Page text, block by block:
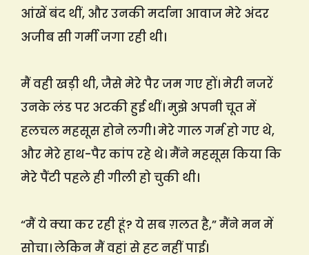
आंखें बंद थीं, और उनकी मर्दाना आवाज मेरे अंदर
अजीब सी गर्मी जगा रही थी।
मैं वही खड़ी थी, जैसे मेरे पैर जम गए हों। मेरी नजरें
उनके लंड पर अटकी हुई थीं। मुझे अपनी चूत में
हलचल महसूस होने लगी। मेरे गाल गर्म हो गए थे,
और मेरे हाथ-पैर कांप रहे थे। मैंने महसूस किया कि
मेरे पैंटी पहले ही गीली हो चुकी थी।
“मैं ये क्या कर रही हूं? ये सब ग़लत है,” मैंने मन में
सोचा। लेकिन मैं वहां से हट नहीं पाई।